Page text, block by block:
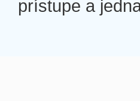
prístupe a